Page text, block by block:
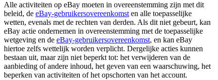
Alle activiteiten op eBay moeten in overeenstemming zijn met dit
beleid, de eBay-gebruikersovereenkomst en alle toepasselijke
wetten, evenals met de rechten van derden. Als dit niet gebeurt, kan
eBay actie ondernemen in overeenstemming met de toepasselijke
wetgeving en de eBay-gebruikersovereenkomst, en kan eBay
hiertoe zelfs wettelijk worden verplicht. Dergelijke acties kunnen
bestaan uit, maar zijn niet beperkt tot: het verwijderen van de
aanbieding of andere inhoud, het geven van een waarschuwing, het
beperken van activiteiten of het opschorten van het account.